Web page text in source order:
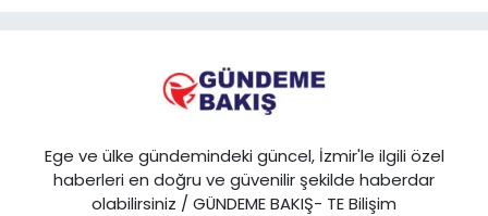
Ege ve ülke gündemindeki güncel, İzmir'le ilgili özel
haberleri en doğru ve güvenilir şekilde haberdar
olabilirsiniz / GÜNDEME BAKIŞ- TE Bilişim